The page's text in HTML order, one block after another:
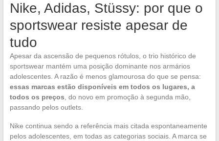
Nike, Adidas, Stüssy: por que o
sportswear resiste apesar de
tudo
Apesar da ascensão de pequenos rótulos, o trio histórico de
sportswear mantém uma posição dominante nos armários
adolescentes. A razão é menos glamourosa do que se pensa:
essas marcas estão disponíveis em todos os lugares, a
todos os preços, do novo em promoção à segunda mão,
passando pelos outlets.
Nike continua sendo a referência mais citada espontaneamente
pelos adolescentes, em todas as categorias sociais. A marca se